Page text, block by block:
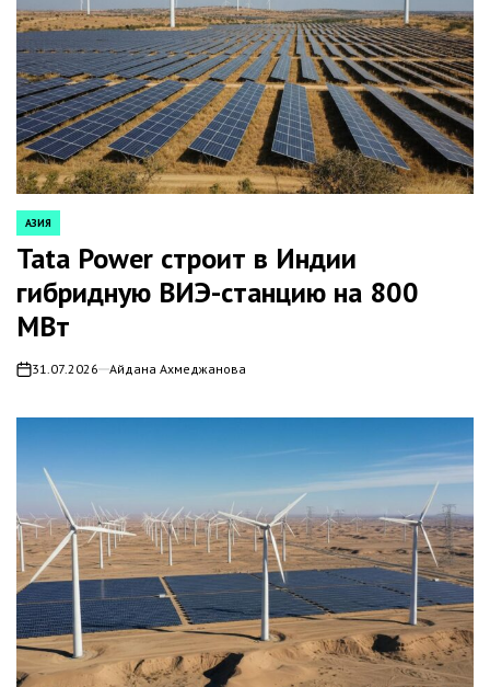
POSTED
IN
АЗИЯ
Tata Power строит в Индии
гибридную ВИЭ-станцию на 800
МВт
on31.07.2026 Айдана Ахмеджанова